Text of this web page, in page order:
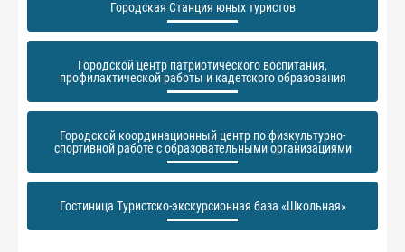
Городская Станция юных туристов
Городской центр патриотического воспитания,
профилактической работы и кадетского образования
Городской координационный центр по физкультурно-
спортивной работе с образовательными организациями
Гостиница Туристско-экскурсионная база «Школьная»